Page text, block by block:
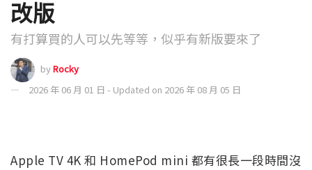
改版
有打算買的人可以先等等，似乎有新版要來了
byRocky
2026 年 06 月 01 日 - Updated on 2026 年 08 月 05 日
Apple TV 4K 和 HomePod mini 都有很長一段時間沒